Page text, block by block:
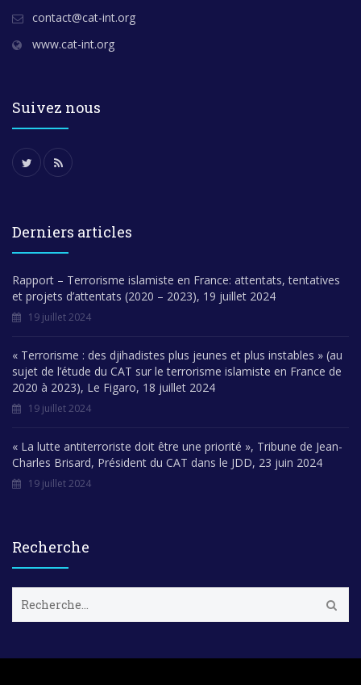
contact@cat-int.org
www.cat-int.org
Suivez nous
Derniers articles
Rapport – Terrorisme islamiste en France: attentats, tentatives
et projets d’attentats (2020 – 2023), 19 juillet 2024
19 juillet 2024
« Terrorisme : des djihadistes plus jeunes et plus instables » (au
sujet de l’étude du CAT sur le terrorisme islamiste en France de
2020 à 2023), Le Figaro, 18 juillet 2024
19 juillet 2024
« La lutte antiterroriste doit être une priorité », Tribune de Jean-
Charles Brisard, Président du CAT dans le JDD, 23 juin 2024
19 juillet 2024
Recherche
c
e